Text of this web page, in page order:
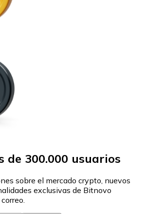
de 300.000 usuarios
sobre el mercado crypto, nuevos
exclusivas de Bitnovo